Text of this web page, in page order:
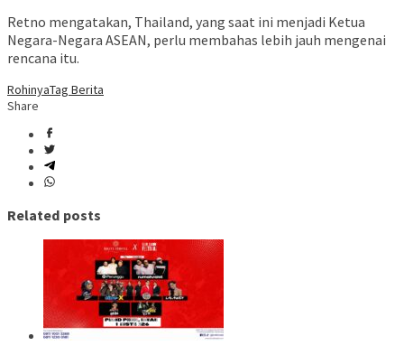
Retno mengatakan, Thailand, yang saat ini menjadi Ketua
Negara-Negara ASEAN, perlu membahas lebih jauh mengenai
rencana itu.
RohinyaTag Berita
Share
Related posts